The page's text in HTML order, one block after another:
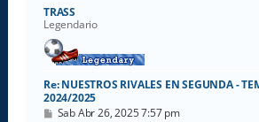
TRASS
Legendario
Re: NUESTROS RIVALES EN SEGUNDA -
2024/2025
M
Sab Abr 26, 2025 7:57 pm